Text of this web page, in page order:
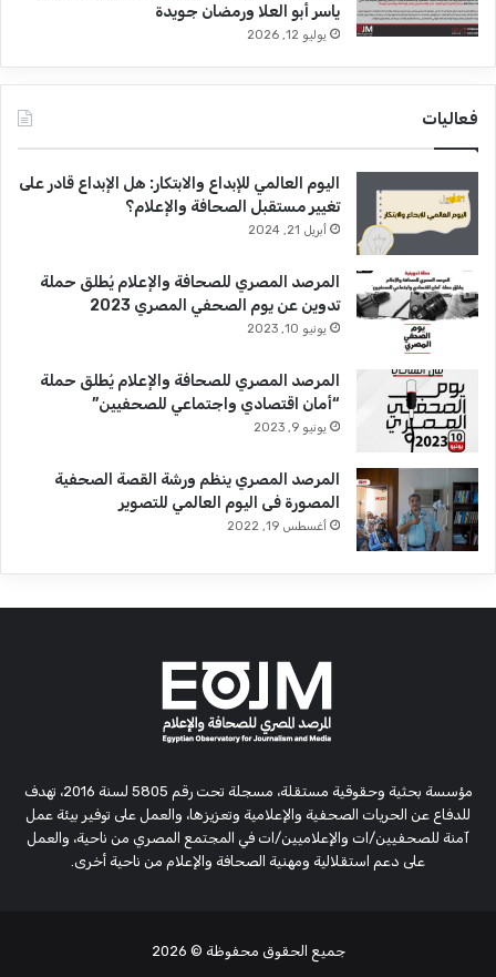
ياسر أبو العلا ورمضان جويدة
يوليو 12, 2026
فعاليات
اليوم العالمي للإبداع والابتكار: هل الإبداع قادر على
تغيير مستقبل الصحافة والإعلام؟
أبريل 21, 2024
المرصد المصري للصحافة والإعلام يُطلق حملة
تدوين عن يوم الصحفي المصري 2023
يونيو 10, 2023
المرصد المصري للصحافة والإعلام يُطلق حملة
“أمان اقتصادي واجتماعي للصحفيين”
يونيو 9, 2023
المرصد المصري ينظم ورشة القصة الصحفية
المصورة فى اليوم العالمي للتصوير
أغسطس 19, 2022
مؤسسة بحثية وحقوقية مستقلة، مسجلة تحت رقم 5805 لسنة 2016، تهدف
للدفاع عن الحريات الصحفية والإعلامية وتعزيزها، والعمل على توفير بيئة عمل
آمنة للصحفيين/ات والإعلاميين/ات في المجتمع المصري من ناحية، والعمل
على دعم استقلالية ومهنية الصحافة والإعلام من ناحية أخرى.
جميع الحقوق محفوظة © 2026